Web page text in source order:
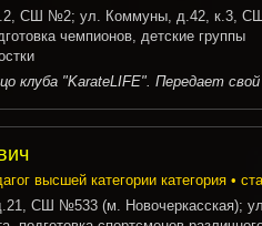
СШ №2; ул. Коммуны, д.42, к.3,
чемпионов, детские группы
клуба "KarateLIFE". Передает
высшей категории категория •
СШ №533 (м. Новочеркасская);